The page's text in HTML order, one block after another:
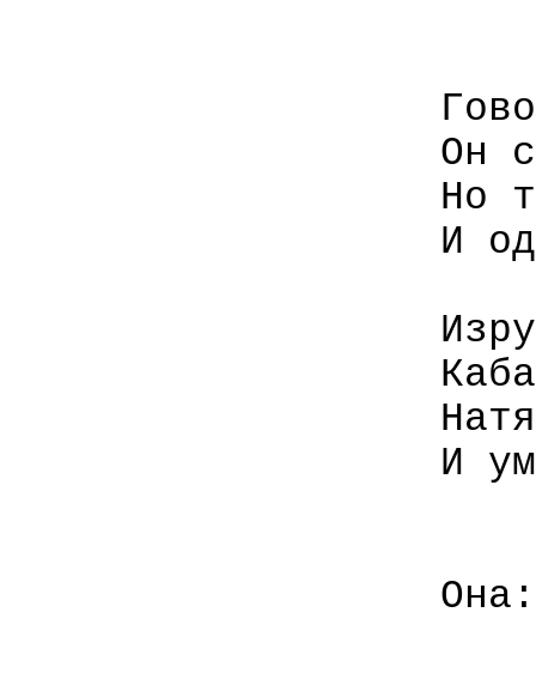
Он
Но
И
И
Она: